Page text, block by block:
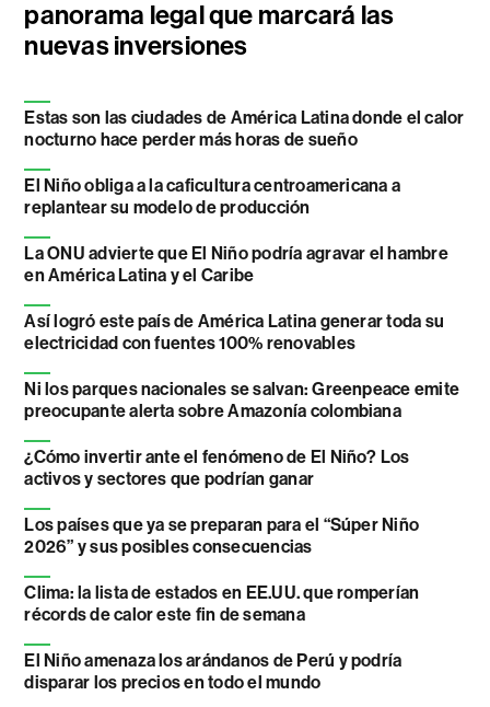
panorama legal que marcará las
nuevas inversiones
Estas son las ciudades de América Latina donde el calor
nocturno hace perder más horas de sueño
El Niño obliga a la caficultura centroamericana a
replantear su modelo de producción
La ONU advierte que El Niño podría agravar el hambre
en América Latina y el Caribe
Así logró este país de América Latina generar toda su
electricidad con fuentes 100% renovables
Ni los parques nacionales se salvan: Greenpeace emite
preocupante alerta sobre Amazonía colombiana
¿Cómo invertir ante el fenómeno de El Niño? Los
activos y sectores que podrían ganar
Los países que ya se preparan para el “Súper Niño
2026” y sus posibles consecuencias
Clima: la lista de estados en EE.UU. que romperían
récords de calor este fin de semana
El Niño amenaza los arándanos de Perú y podría
disparar los precios en todo el mundo